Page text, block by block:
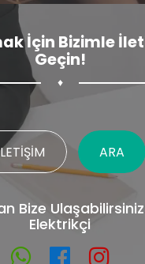
İçin Bizimle
Geçin!
♦
ARA
Bize
Elektrikçi